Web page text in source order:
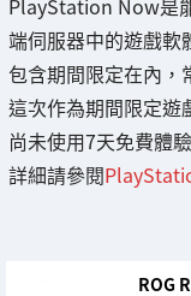
PlayStation Now是
端伺服器中的遊戲軟
包含期間限定在內，
這次作為期間限定遊
尚未使用7天免費體
詳細請參閱
ROG